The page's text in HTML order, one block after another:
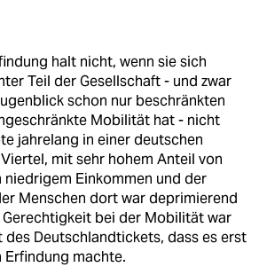
halt nicht, wenn sie sich
Teil der Gesellschaft - und zwar
schon nur beschränkten
Mobilität hat - nicht
jahrelang in einer deutschen
mit sehr hohem Anteil von
Einkommen und der
Menschen dort war deprimierend
bei der Mobilität war
des Deutschlandtickets, dass es erst
Erfindung machte.